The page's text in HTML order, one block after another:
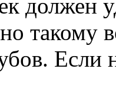
должен
такому
Если